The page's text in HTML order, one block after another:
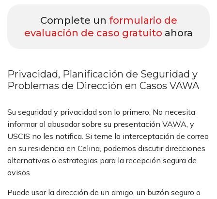
Complete un formulario de
evaluación de caso gratuito ahora
Privacidad, Planificación de Seguridad y
Problemas de Dirección en Casos VAWA
Su seguridad y privacidad son lo primero. No necesita
informar al abusador sobre su presentación VAWA, y
USCIS no les notifica. Si teme la interceptación de correo
en su residencia en Celina, podemos discutir direcciones
alternativas o estrategias para la recepción segura de
avisos.
Puede usar la dirección de un amigo, un buzón seguro o